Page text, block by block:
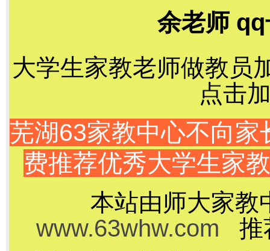
余老师
大学生家教老师做教员
点击
芜湖63家教中心不向
费推荐优秀大学生家
本站由师大家教
www.63whw.com 推